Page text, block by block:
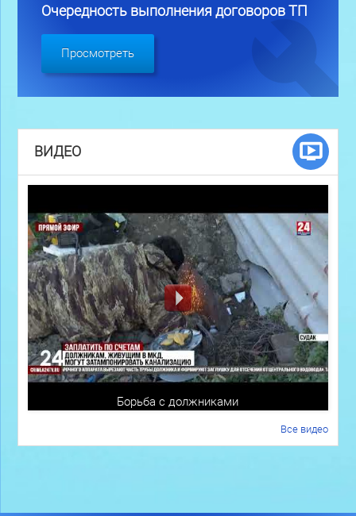
Очередность выполнения договоров ТП
Просмотреть
ВИДЕО
Борьба с должниками
Все видео